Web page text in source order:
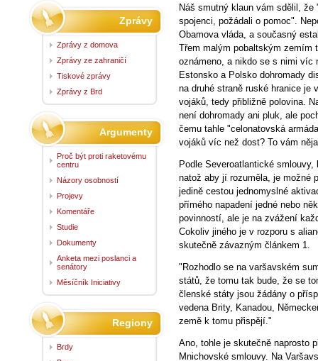
Náš smutný klaun vám sdělil,
spojenci, požádali o pomoc".
Obamova vláda, a současný
Třem malým pobaltským zemím
oznámeno, a nikdo se s nimi víc
Estonsko a Polsko dohromady
na druhé straně ruské hranice je
vojáků, tedy přibližně polovina.
není dohromady ani pluk, ale
čemu tahle "celonatovská
vojáků víc než dost? To vám
Podle Severoatlantické
natož aby jí rozuměla, je možné
jedině cestou jednomyslné
přímého napadení jedné nebo
povinností, ale je na zvážení
Cokoliv jiného je v rozporu s
skutečně závazným článkem 1.
"Rozhodlo se na varšavském
států, že tomu tak bude, že se
členské státy jsou žádány o
vedena Brity, Kanadou,
země k tomu přispějí."
Ano, tohle je skutečně naprosto
Mnichovské smlouvy. Na
Zprávy
Zprávy z domova
Zprávy ze zahraničí
Tiskové zprávy
Zprávy z Brd
Argumenty
Proč být proti raketovému
centru
Názory osobností
Projevy
Komentáře
Studie
Dokumenty
Anketa mezi poslanci a
senátory
Měsíčník Iniciativy
Regiony
Brdy